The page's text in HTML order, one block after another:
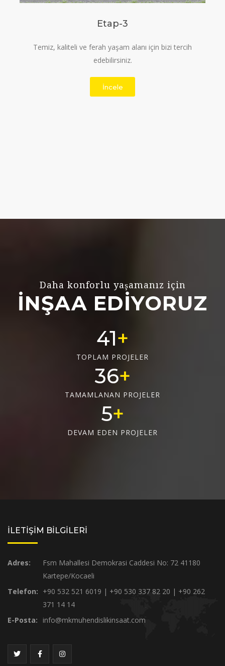
Etap-3
Temiz, kaliteli ve ferah yaşam alanı için bizi tercih
edebilirsiniz.
İncele
Daha konforlu yaşamanız için
İNŞAA EDİYORUZ
55
TOPLAM PROJELER
48
TAMAMLANAN PROJELER
6
DEVAM EDEN PROJELER
İLETİŞİM BİLGİLERİ
Adres:
Fsm Mahallesi Demokrasi Caddesi No: 72 41180
Kartepe/Kocaeli
Telefon: +90 532 521 6019 | +90 530 337 82 20 | +90 262
371 14 14
E-Posta:
info@mkmuhendislikinsaat.com